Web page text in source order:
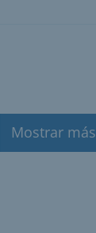
Mostrar más